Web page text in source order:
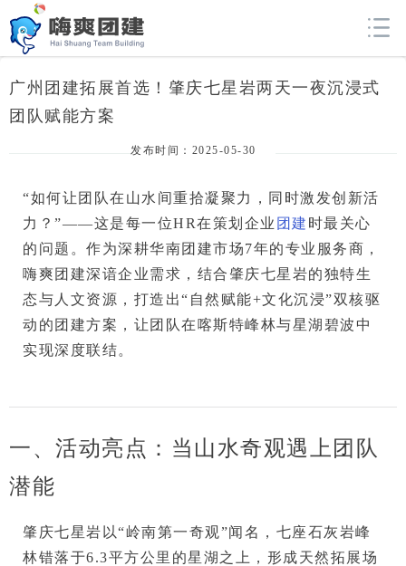
广州团建拓展首选！肇庆七星岩两天一夜沉浸式
团队赋能方案
发布时间：2025-05-30
“如何让团队在山水间重拾凝聚力，同时激发创新活
力？”——这是每一位HR在策划企业 团建 时最关心
的问题。作为深耕华南团建市场7年的专业服务商，
嗨爽团建深谙企业需求，结合肇庆七星岩的独特生
态与人文资源，打造出“自然赋能+文化沉浸”双核驱
动的团建方案 ，让团队在喀斯特峰林与星湖碧波中
实现深度联结。
一、活动亮点：当山水奇观遇上团队
潜能
肇庆七星岩以“岭南第一奇观”闻名，七座石灰岩峰
林错落于6.3平方公里的星湖之上，形成天然拓展场